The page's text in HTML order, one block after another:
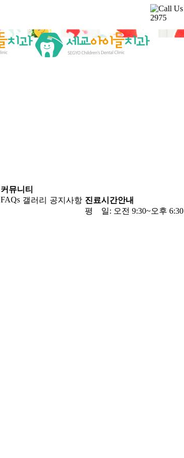
Call Us
2975
커뮤니티
FAQs 갤러리 공지사항 진료시간안내
평 일: 오전 9:30~오후 6:30